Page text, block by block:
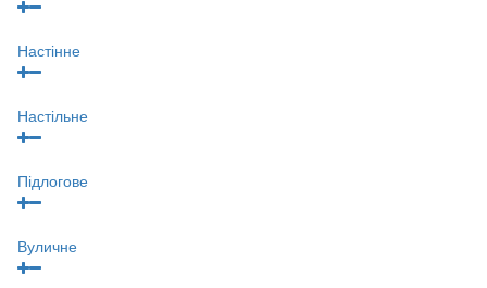
Настінне
Настільне
Підлогове
Вуличне